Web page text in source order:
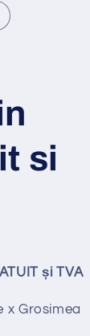
si
și TVA
x Grosimea